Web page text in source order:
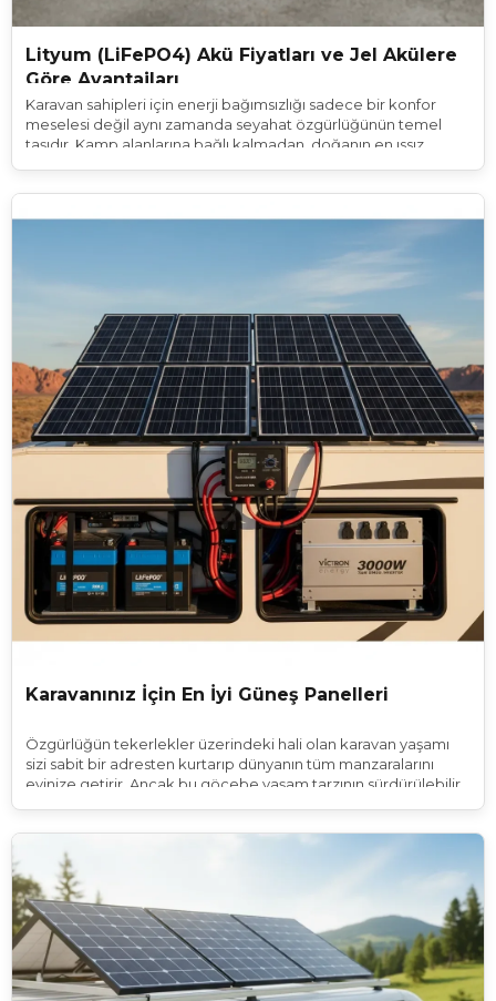
Lityum (LiFePO4) Akü Fiyatları ve Jel Akülere
Göre Avantajları
Karavan sahipleri için enerji bağımsızlığı sadece bir konfor
meselesi değil aynı zamanda seyahat özgürlüğünün temel
taşıdır. Kamp alanlarına bağlı kalmadan, doğanın en ıssız
standardı kabul edilse de son dönemde oyunun kuralları
Karavanınız İçin En İyi Güneş Panelleri
Özgürlüğün tekerlekler üzerindeki hali olan karavan yaşamı
sizi sabit bir adresten kurtarıp dünyanın tüm manzaralarını
evinize getirir. Ancak bu göçebe yaşam tarzının sürdürülebilir
dağ zirvesinde günlerce konaklayabilmenin sırrı,
gökyüzündeki sınırsız enerji kaynağını kullanabilmekten
geçer. Doğru bir enerji altyapısı kurmak buzdolabınızın
çalışması telefonunuzun şarj olması ve akşam ışıklarınızın
yanması demektir. Başlangıç aşamasında yapılan doğru
planlama ve karavan güneş paneli önerileri sayesinde rotanızı
elektrik prizlerine göre değil hayallerinize göre çizebilirsiniz.